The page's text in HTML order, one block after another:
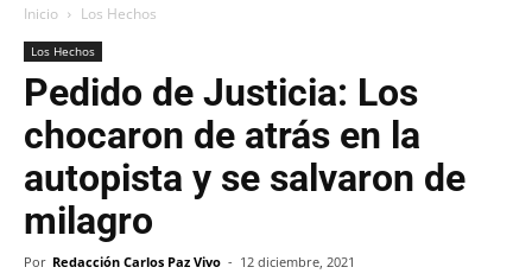
Inicio Los Hechos
Los Hechos
Pedido de Justicia: Los
chocaron de atrás en la
autopista y se salvaron de
milagro
Por Redacción Carlos Paz Vivo - 12 diciembre, 2021